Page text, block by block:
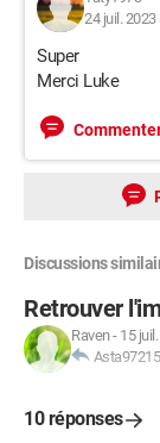
24 juil. 2023
Super
Merci Luke
Discussions
Retrouver
Raven- 15
10 réponses